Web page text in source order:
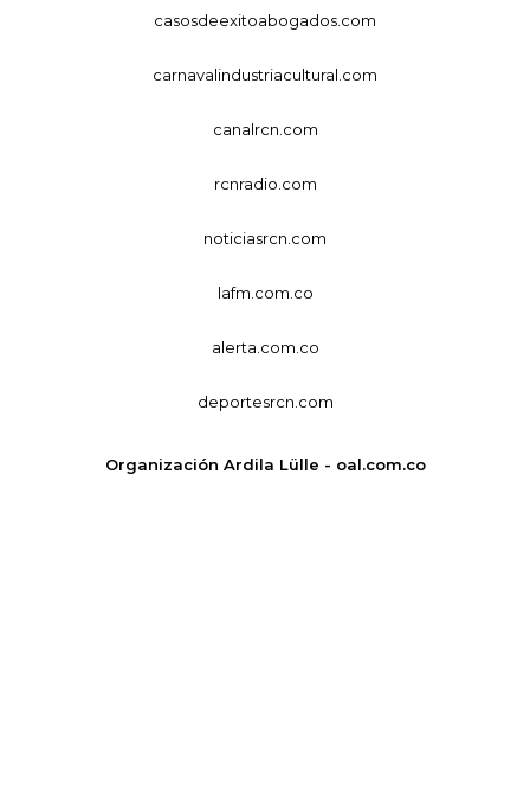
casosdeexitoabogados.com
carnavalindustriacultural.com
canalrcn.com
rcnradio.com
noticiasrcn.com
lafm.com.co
alerta.com.co
deportesrcn.com
Organización Ardila Lülle - oal.com.co